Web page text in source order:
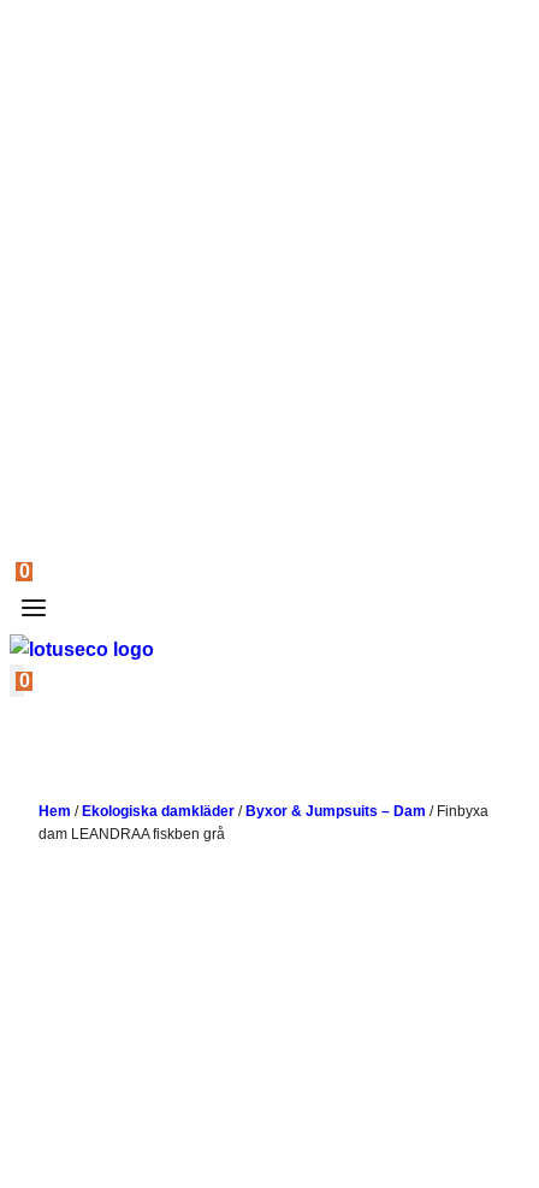
0
0
Hem / Ekologiska damkläder / Byxor & Jumpsuits – Dam / Finbyxa
dam LEANDRAA fiskben grå